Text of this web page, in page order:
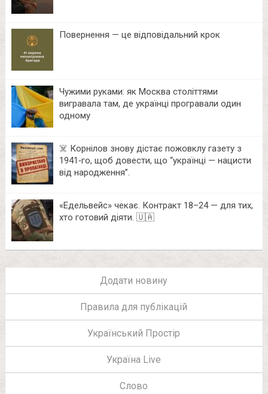
Повернення — це відповідальний крок
Чужими руками: як Москва століттями
вигравала там, де українці програвали один
одному
☠️ Корнілов знову дістає пожовклу газету з
1941‑го, щоб довести, що “українці — нацисти
від народження”.
«Едельвейс» чекає. Контракт 18–24 — для тих,
хто готовий діяти. 🇺🇦
Додати новину
Правила для публікацій
Український Простір
Україна Live
Слово